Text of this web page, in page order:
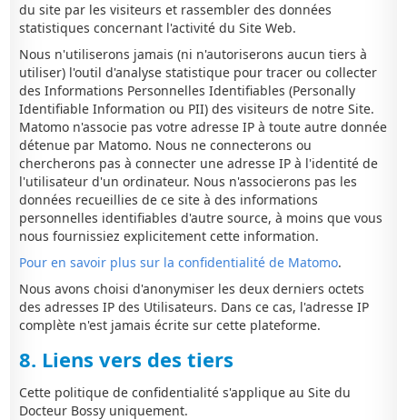
du site par les visiteurs et rassembler des données
statistiques concernant l'activité du Site Web.
Nous n'utiliserons jamais (ni n'autoriserons aucun tiers à
utiliser) l'outil d'analyse statistique pour tracer ou collecter
des Informations Personnelles Identifiables (Personally
Identifiable Information ou PII) des visiteurs de notre Site.
Matomo n'associe pas votre adresse IP à toute autre donnée
détenue par Matomo. Nous ne connecterons ou
chercherons pas à connecter une adresse IP à l'identité de
l'utilisateur d'un ordinateur. Nous n'associerons pas les
données recueillies de ce site à des informations
personnelles identifiables d'autre source, à moins que vous
nous fournissiez explicitement cette information.
Pour en savoir plus sur la confidentialité de Matomo.
Nous avons choisi d'anonymiser les deux derniers octets
des adresses IP des Utilisateurs. Dans ce cas, l'adresse IP
complète n'est jamais écrite sur cette plateforme.
8. Liens vers des tiers
Cette politique de confidentialité s'applique au Site du
Docteur Bossy uniquement.